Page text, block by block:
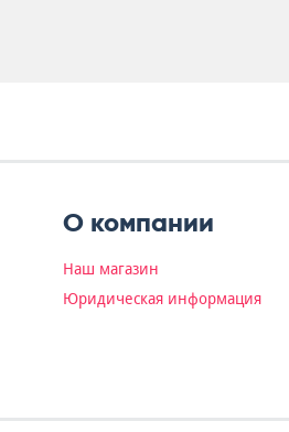
О компании
Наш магазин
Юридическая информация